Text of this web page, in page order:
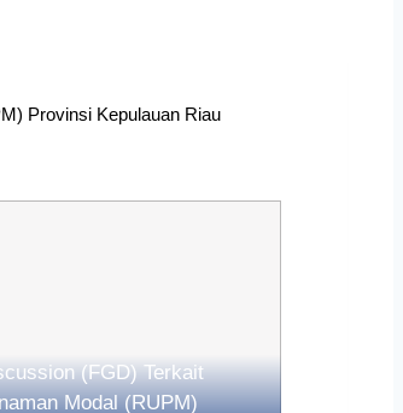
Provinsi Kepulauan Riau
(FGD) Terkait
Modal (RUPM)